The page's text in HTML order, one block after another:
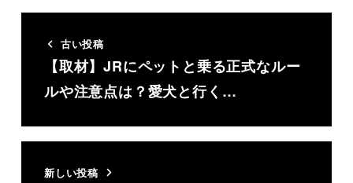
古い投稿
【取材】JRにペットと乗る正式なルー
ルや注意点は？愛犬と行く…
新しい投稿